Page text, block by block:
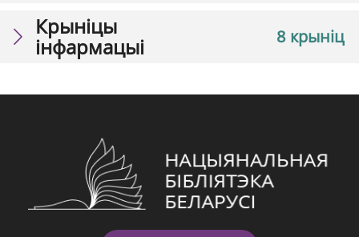
8 крыніц
Крыніцы
інфармацыі